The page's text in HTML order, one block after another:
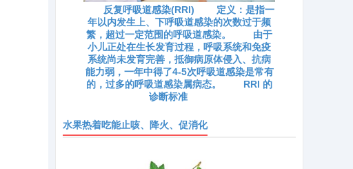
反复呼吸道感染(RRI) 定义：是指一
年以内发生上、下呼吸道感染的次数过于频
繁，超过一定范围的呼吸道感染。 由于
小儿正处在生长发育过程，呼吸系统和免疫
系统尚未发育完善，抵御病原体侵入、抗病
能力弱，一年中得了4-5次呼吸道感染是常有
的，过多的呼吸道感染属病态。 RRI 的
诊断标准
水果热着吃能止咳、降火、促消化